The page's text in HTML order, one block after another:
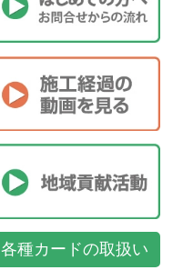
各種カードの取扱い